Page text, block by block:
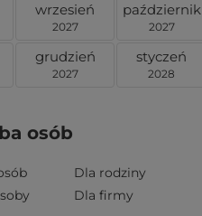
wrzesień
2027
październik
2027
grudzień
2027
styczeń
2028
osób
Dla rodziny
Dla firmy